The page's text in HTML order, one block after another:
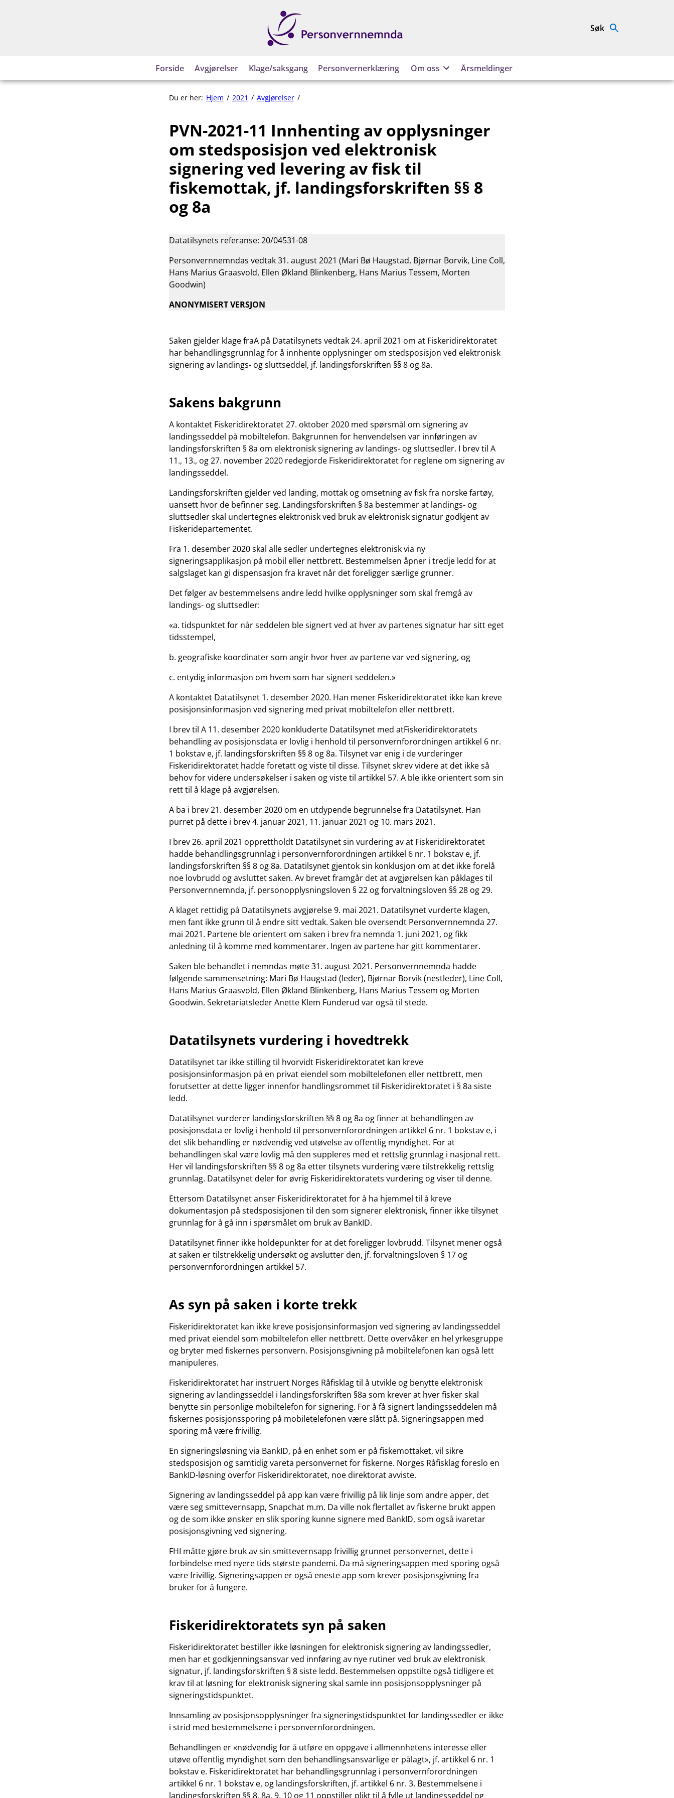
Personvernnemnda Søk
Forside Avgjørelser Klage/saksgang Personvernerklæring Om oss Årsmeldinger
Du er her: Hjem 2021 Avgjørelser
Innhenting
av
opplysninger
stedsposisjon
elektronisk
fisk
fiskemottak,
jf.
PVN-2021-11 Innhenting av opplysninger
om stedsposisjon ved elektronisk
signering ved levering av fisk til
fiskemottak, jf. landingsforskriften §§ 8
og 8a
Datatilsynets referanse: 20/04531-08
Personvernnemndas vedtak 31. august 2021 (Mari Bø Haugstad, Bjørnar Borvik, Line Coll,
Hans Marius Graasvold, Ellen Økland Blinkenberg, Hans Marius Tessem, Morten
Goodwin)
ANONYMISERT VERSJON
Saken gjelder klage fraA på Datatilsynets vedtak 24. april 2021 om at Fiskeridirektoratet
har behandlingsgrunnlag for å innhente opplysninger om stedsposisjon ved elektronisk
signering av landings- og sluttseddel, jf. landingsforskriften §§ 8 og 8a.
Sakens bakgrunn
A kontaktet Fiskeridirektoratet 27. oktober 2020 med spørsmål om signering av
landingsseddel på mobiltelefon. Bakgrunnen for henvendelsen var innføringen av
landingsforskriften § 8a om elektronisk signering av landings- og sluttsedler. I brev til A
11., 13., og 27. november 2020 redegjorde Fiskeridirektoratet for reglene om signering av
landingsseddel.
Landingsforskriften gjelder ved landing, mottak og omsetning av fisk fra norske fartøy,
uansett hvor de befinner seg. Landingsforskriften § 8a bestemmer at landings- og
sluttsedler skal undertegnes elektronisk ved bruk av elektronisk signatur godkjent av
Fiskeridepartementet.
Fra 1. desember 2020 skal alle sedler undertegnes elektronisk via ny
signeringsapplikasjon på mobil eller nettbrett. Bestemmelsen åpner i tredje ledd for at
salgslaget kan gi dispensasjon fra kravet når det foreligger særlige grunner.
Det følger av bestemmelsens andre ledd hvilke opplysninger som skal fremgå av
landings- og sluttsedler:
«a. tidspunktet for når seddelen ble signert ved at hver av partenes signatur har sitt eget
tidsstempel,
b. geografiske koordinater som angir hvor hver av partene var ved signering, og
c. entydig informasjon om hvem som har signert seddelen.»
A kontaktet Datatilsynet 1. desember 2020. Han mener Fiskeridirektoratet ikke kan kreve
posisjonsinformasjon ved signering med privat mobiltelefon eller nettbrett.
I brev til A 11. desember 2020 konkluderte Datatilsynet med atFiskeridirektoratets
behandling av posisjonsdata er lovlig i henhold til personvernforordningen artikkel 6 nr.
1 bokstav e, jf. landingsforskriften §§ 8 og 8a. Tilsynet var enig i de vurderinger
Fiskeridirektoratet hadde foretatt og viste til disse. Tilsynet skrev videre at det ikke så
behov for videre undersøkelser i saken og viste til artikkel 57. A ble ikke orientert som sin
rett til å klage på avgjørelsen.
A ba i brev 21. desember 2020 om en utdypende begrunnelse fra Datatilsynet. Han
purret på dette i brev 4. januar 2021, 11. januar 2021 og 10. mars 2021.
I brev 26. april 2021 opprettholdt Datatilsynet sin vurdering av at Fiskeridirektoratet
hadde behandlingsgrunnlag i personvernforordningen artikkel 6 nr. 1 bokstav e, jf.
landingsforskriften §§ 8 og 8a. Datatilsynet gjentok sin konklusjon om at det ikke forelå
noe lovbrudd og avsluttet saken. Av brevet framgår det at avgjørelsen kan påklages til
Personvernnemnda, jf. personopplysningsloven § 22 og forvaltningsloven §§ 28 og 29.
A klaget rettidig på Datatilsynets avgjørelse 9. mai 2021. Datatilsynet vurderte klagen,
men fant ikke grunn til å endre sitt vedtak. Saken ble oversendt Personvernnemnda 27.
mai 2021. Partene ble orientert om saken i brev fra nemnda 1. juni 2021, og fikk
anledning til å komme med kommentarer. Ingen av partene har gitt kommentarer.
Saken ble behandlet i nemndas møte 31. august 2021. Personvernnemnda hadde
følgende sammensetning: Mari Bø Haugstad (leder), Bjørnar Borvik (nestleder), Line Coll,
Hans Marius Graasvold, Ellen Økland Blinkenberg, Hans Marius Tessem og Morten
Goodwin. Sekretariatsleder Anette Klem Funderud var også til stede.
Datatilsynets vurdering i hovedtrekk
Datatilsynet tar ikke stilling til hvorvidt Fiskeridirektoratet kan kreve
posisjonsinformasjon på en privat eiendel som mobiltelefonen eller nettbrett, men
forutsetter at dette ligger innenfor handlingsrommet til Fiskeridirektoratet i § 8a siste
ledd.
Datatilsynet vurderer landingsforskriften §§ 8 og 8a og finner at behandlingen av
posisjonsdata er lovlig i henhold til personvernforordningen artikkel 6 nr. 1 bokstav e, i
det slik behandling er nødvendig ved utøvelse av offentlig myndighet. For at
behandlingen skal være lovlig må den suppleres med et rettslig grunnlag i nasjonal rett.
Her vil landingsforskriften §§ 8 og 8a etter tilsynets vurdering være tilstrekkelig rettslig
grunnlag. Datatilsynet deler for øvrig Fiskeridirektoratets vurdering og viser til denne.
Ettersom Datatilsynet anser Fiskeridirektoratet for å ha hjemmel til å kreve
dokumentasjon på stedsposisjonen til den som signerer elektronisk, finner ikke tilsynet
grunnlag for å gå inn i spørsmålet om bruk av BankID.
Datatilsynet finner ikke holdepunkter for at det foreligger lovbrudd. Tilsynet mener også
at saken er tilstrekkelig undersøkt og avslutter den, jf. forvaltningsloven § 17 og
personvernforordningen artikkel 57.
As syn på saken i korte trekk
Fiskeridirektoratet kan ikke kreve posisjonsinformasjon ved signering av landingsseddel
med privat eiendel som mobiltelefon eller nettbrett. Dette overvåker en hel yrkesgruppe
og bryter med fiskernes personvern. Posisjonsgivning på mobiltelefonen kan også lett
manipuleres.
Fiskeridirektoratet har instruert Norges Råfisklag til å utvikle og benytte elektronisk
signering av landingsseddel i landingsforskriften §8a som krever at hver fisker skal
benytte sin personlige mobiltelefon for signering. For å få signert landingsseddelen må
fiskernes posisjonssporing på mobiletelefonen være slått på. Signeringsappen med
sporing må være frivillig.
En signeringsløsning via BankID, på en enhet som er på fiskemottaket, vil sikre
stedsposisjon og samtidig vareta personvernet for fiskerne. Norges Råfisklag foreslo en
BankID-løsning overfor Fiskeridirektoratet, noe direktorat avviste.
Signering av landingsseddel på app kan være frivillig på lik linje som andre apper, det
være seg smittevernsapp, Snapchat m.m. Da ville nok flertallet av fiskerne brukt appen
og de som ikke ønsker en slik sporing kunne signere med BankID, som også ivaretar
posisjonsgivning ved signering.
FHI måtte gjøre bruk av sin smittevernsapp frivillig grunnet personvernet, dette i
forbindelse med nyere tids største pandemi. Da må signeringsappen med sporing også
være frivillig. Signeringsappen er også eneste app som krever posisjonsgivning fra
bruker for å fungere.
Fiskeridirektoratets syn på saken
Fiskeridirektoratet bestiller ikke løsningen for elektronisk signering av landingssedler,
men har et godkjenningsansvar ved innføring av nye rutiner ved bruk av elektronisk
signatur, jf. landingsforskriften § 8 siste ledd. Bestemmelsen oppstilte også tidligere et
krav til at løsning for elektronisk signering skal samle inn posisjonsopplysninger på
signeringstidspunktet.
Innsamling av posisjonsopplysninger fra signeringstidspunktet for landingssedler er ikke
i strid med bestemmelsene i personvernforordningen.
Behandlingen er «nødvendig for å utføre en oppgave i allmennhetens interesse eller
utøve offentlig myndighet som den behandlingsansvarlige er pålagt», jf. artikkel 6 nr. 1
bokstav e. Fiskeridirektoratet har behandlingsgrunnlag i personvernforordningen
artikkel 6 nr. 1 bokstav e, og landingsforskriften, jf. artikkel 6 nr. 3. Bestemmelsene i
landingsforskriften §§ 8, 8a, 9, 10 og 11 oppstiller plikt til å fylle ut landingsseddel og